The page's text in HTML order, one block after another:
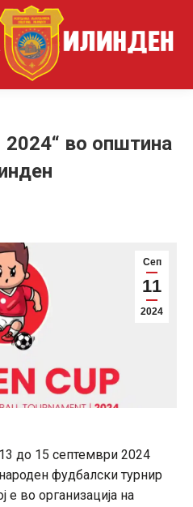
во општина
Сеп
11
2024
до 15 септември 2024
фудбалски турнир
во организација на